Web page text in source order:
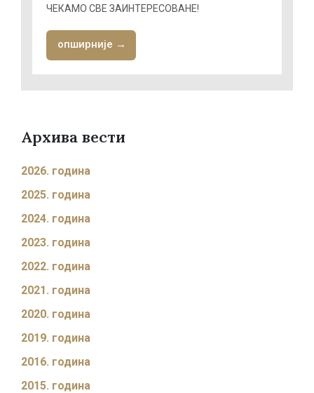
ЧЕКАМО СВЕ ЗАИНТЕРЕСОВАНЕ!
опширније →
Архива вести
2026. година
2025. година
2024. година
2023. година
2022. година
2021. година
2020. година
2019. година
2016. година
2015. година